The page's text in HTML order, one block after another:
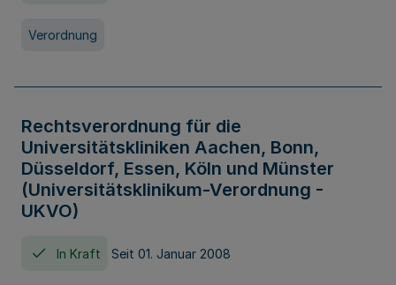
Verordnung
Rechtsverordnung für die
Universitätskliniken Aachen, Bonn,
Düsseldorf, Essen, Köln und Münster
(Universitätsklinikum-Verordnung -
UKVO)
In Kraft Seit 01. Januar 2008